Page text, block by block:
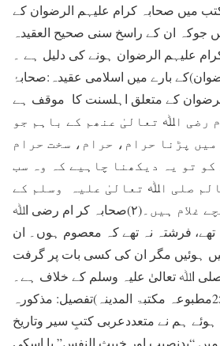
میں صحابہ کرام علیہم الرضوان کے
جوکہ ان کے راسخ سنی صحیح العقیدہ
علیہم الرضوان ہونے کی دلیل ہے ۔
بارے میں اسلامی عقیدہ:صحابۂ
کے متعلق اہلسنت کا موقف ہے
رضی اﷲ تعالیٰ عنھم کے باہم جو
پڑنا حرام، حرام، سخت حرام
کو تو یہ دیکھنا چاہیے کہ وہ سب
صلی اﷲ تعالیٰ علیہ وسلم کے
جاں نثار اور سچے غلام ہیں۔(۲)صحابہ کر ام رضی اﷲ
تھے، فرشتہ نہ تھے کہ معصوم ہوں۔ ان
ہوئیں مگر ان کی کسی بات پر گرفت
اﷲ تعالیٰ علیہ وسلم کے خلاف ہے۔
(بہار شریعت ۱ ,253مطبوعہ مکتبۃ المدینہ)تفصیل: مذکورہ
ہم نے متعددعربی کتبِ سیر وتاریخ
میں “بدنصیب اور خبیث النفس” یا اسکی